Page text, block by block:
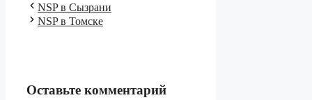
NSP в Сызрани
NSP в Томске
Оставьте комментарий